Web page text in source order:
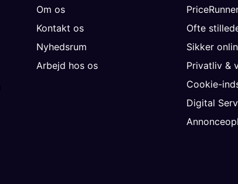
Om os
Kontakt os
Nyhedsrum
Arbejd hos os
Ofte
Sikker
Privatliv &
Cookie-
Digital